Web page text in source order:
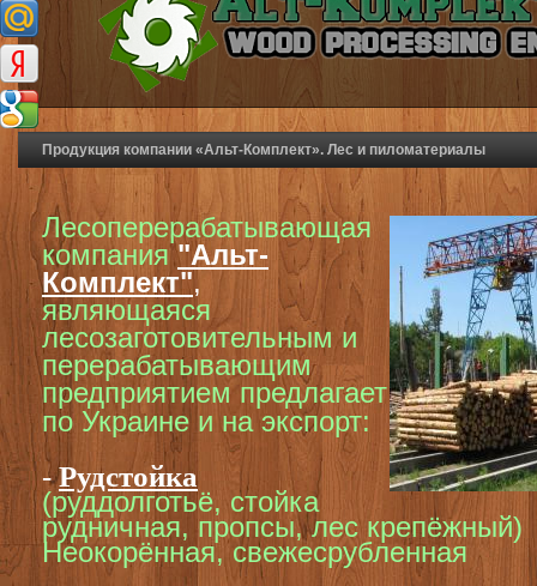
Продукция компании «Альт-Комплект». Лес и пиломатериалы
Лесоперерабатывающая
компания "Альт-
Комплект",
являющаяся
лесозаготовительным и
перерабатывающим
предприятием предлагает
по Украине и на экспорт:
- Рудстойка
(руддолготьё, стойка
рудничная, пропсы, лес крепёжный)
Неокорённая, свежесрубленная